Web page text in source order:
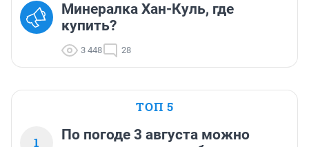
Минералка Хан-Куль, где
купить?
3 448 28
ТОП 5
1
По погоде 3 августа можно